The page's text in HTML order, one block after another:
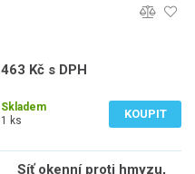
463 Kč s DPH
Skladem
1 ks
KOUPIT
Síť okenní proti hmyzu,